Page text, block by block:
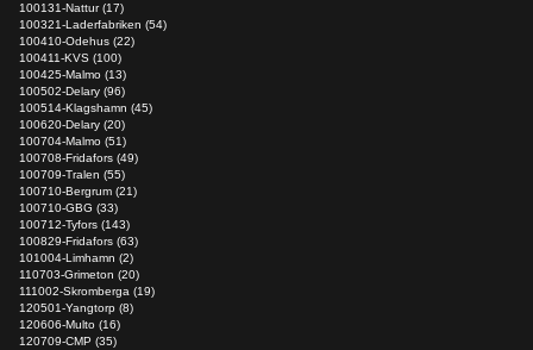
100131-Nattur (17)
100321-Laderfabriken (54)
100410-Odehus (22)
100411-KVS (100)
100425-Malmo (13)
100502-Delary (96)
100514-Klagshamn (45)
100620-Delary (20)
100704-Malmo (51)
100708-Fridafors (49)
100709-Tralen (55)
100710-Bergrum (21)
100710-GBG (33)
100712-Tyfors (143)
100829-Fridafors (63)
101004-Limhamn (2)
110703-Grimeton (20)
111002-Skromberga (19)
120501-Yangtorp (8)
120606-Multo (16)
120709-CMP (35)